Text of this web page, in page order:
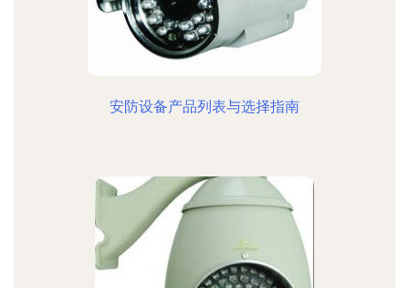
安防设备产品列表与选择指南